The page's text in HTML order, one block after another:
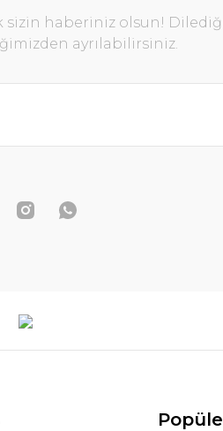
sizin haberiniz olsun!
ayrılabilirsiniz.